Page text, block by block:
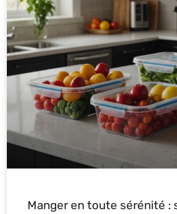
Manger en toute sérénité :